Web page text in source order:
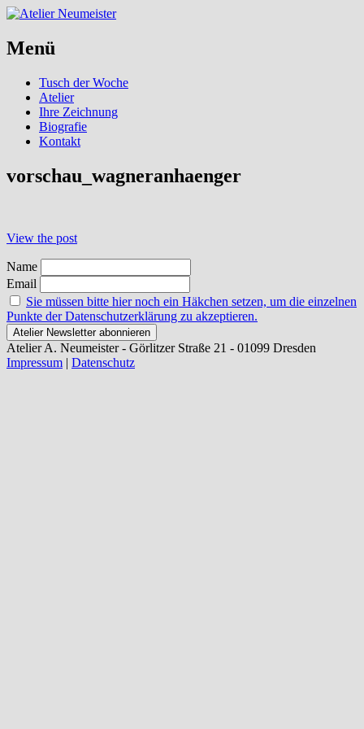
Menü
Skip
content
Tusch der Woche
Atelier
Ihre Zeichnung
Biografie
Kontakt
vorschau_wagneranhaenger
Post
navigation
View the post
Name
Email
Sie müssen bitte hier noch ein Häkchen setzen, um die einzelnen
Punkte der Datenschutzerklärung zu akzeptieren.
Atelier A. Neumeister - Görlitzer Straße 21 - 01099 Dresden
Impressum | Datenschutz